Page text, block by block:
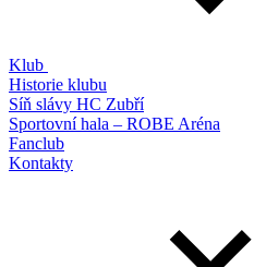
Klub
Historie klubu
Síň slávy HC Zubří
Sportovní hala – ROBE Aréna
Fanclub
Kontakty